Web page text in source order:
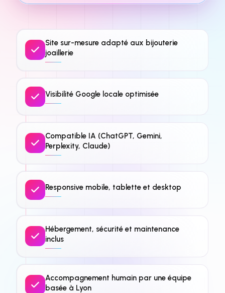
Site sur-mesure adapté aux bijouterie
joaillerie
Visibilité Google locale optimisée
Compatible IA (ChatGPT, Gemini,
Perplexity, Claude)
Responsive mobile, tablette et desktop
Hébergement, sécurité et maintenance
inclus
Accompagnement humain par une équipe
basée à Lyon